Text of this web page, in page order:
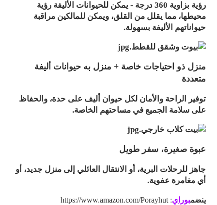
رؤية بزاوية 360 درجة - يمكن للحيوانات الأليفة رؤية
محيطها، مما يقلل من القلق، ويمكن للمالكين مراقبة
حيواناتهم الأليفة بسهولة.
منزل ذو احتياجات خاصة + منزل به حيوانات أليفة
متعددة
توفير الراحة والأمان لكل حيوان أليف على حدة، والحفاظ
على سلامة الجميع في مساحتهم الخاصة.
عبوة صغيرة، سفر طويل
جاهز للرحلات البرية، أو الانتقال العائلي إلى منزل جديد، أو
أي مغامرة عفوية.
ينضمبوراي: https://www.amazon.com/Porayhut